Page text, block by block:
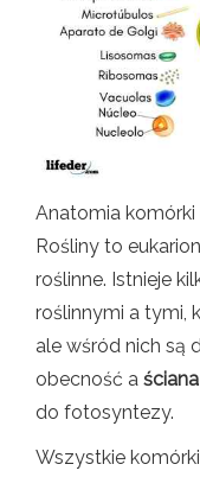
Anatomia komórki
Rośliny to
roślinne. Istnieje
roślinnymi a tymi,
ale wśród nich są
obecność a ściana
do fotosyntezy.
Wszystkie